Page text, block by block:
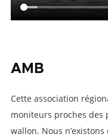
AMB
Cette association
moniteurs proches des
wallon. Nous